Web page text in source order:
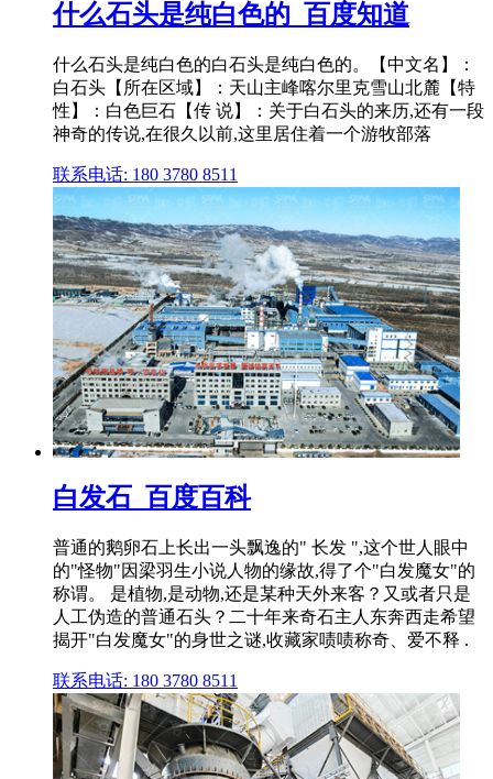
什么石头是纯白色的_百度知道
什么石头是纯白色的白石头是纯白色的。【中文名】：
白石头【所在区域】：天山主峰喀尔里克雪山北麓【特
性】：白色巨石【传 说】：关于白石头的来历,还有一段
神奇的传说,在很久以前,这里居住着一个游牧部落
联系电话: 180 3780 8511
白发石_百度百科
普通的鹅卵石上长出一头飘逸的" 长发 ",这个世人眼中
的"怪物"因梁羽生小说人物的缘故,得了个"白发魔女"的
称谓。 是植物,是动物,还是某种天外来客？又或者只是
人工伪造的普通石头？二十年来奇石主人东奔西走希望
揭开"白发魔女"的身世之谜,收藏家啧啧称奇、爱不释 .
联系电话: 180 3780 8511